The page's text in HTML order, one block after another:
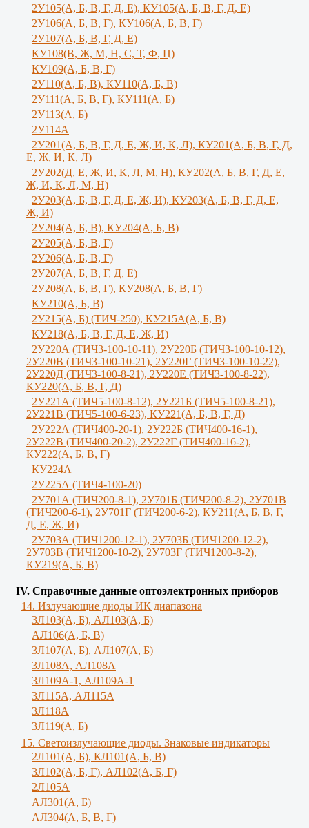
2У105(А, Б, В, Г, Д, Е), КУ105(А, Б, В, Г, Д, Е)
2У106(А, Б, В, Г), КУ106(А, Б, В, Г)
2У107(А, Б, В, Г, Д, Е)
КУ108(В, Ж, М, Н, С, Т, Ф, Ц)
КУ109(А, Б, В, Г)
2У110(А, Б, В), КУ110(А, Б, В)
2У111(А, Б, В, Г), КУ111(А, Б)
2У113(А, Б)
2У114А
2У201(А, Б, В, Г, Д, Е, Ж, И, К, Л), КУ201(А, Б, В, Г, Д,
Е, Ж, И, К, Л)
2У202(Д, Е, Ж, И, К, Л, М, Н), КУ202(А, Б, В, Г, Д, Е,
Ж, И, К, Л, М, Н)
2У203(А, Б, В, Г, Д, Е, Ж, И), КУ203(А, Б, В, Г, Д, Е,
Ж, И)
2У204(А, Б, В), КУ204(А, Б, В)
2У205(А, Б, В, Г)
2У206(А, Б, В, Г)
2У207(А, Б, В, Г, Д, Е)
2У208(А, Б, В, Г), КУ208(А, Б, В, Г)
КУ210(А, Б, В)
2У215(А, Б) (ТИЧ-250), КУ215А(А, Б, В)
КУ218(А, Б, В, Г, Д, Е, Ж, И)
2У220А (ТИЧ3-100-10-11), 2У220Б (ТИЧ3-100-10-12),
2У220В (ТИЧ3-100-10-21), 2У220Г (ТИЧ3-100-10-22),
2У220Д (ТИЧ3-100-8-21), 2У220Е (ТИЧ3-100-8-22),
КУ220(А, Б, В, Г, Д)
2У221А (ТИЧ5-100-8-12), 2У221Б (ТИЧ5-100-8-21),
2У221В (ТИЧ5-100-6-23), КУ221(А, Б, В, Г, Д)
2У222А (ТИЧ400-20-1), 2У222Б (ТИЧ400-16-1),
2У222В (ТИЧ400-20-2), 2У222Г (ТИЧ400-16-2),
КУ222(А, Б, В, Г)
КУ224А
2У225А (ТИЧ4-100-20)
2У701А (ТИЧ200-8-1), 2У701Б (ТИЧ200-8-2), 2У701В
(ТИЧ200-6-1), 2У701Г (ТИЧ200-6-2), КУ211(А, Б, В, Г,
Д, Е, Ж, И)
2У703А (ТИЧ1200-12-1), 2У703Б (ТИЧ1200-12-2),
2У703В (ТИЧ1200-10-2), 2У703Г (ТИЧ1200-8-2),
КУ219(А, Б, В)
IV. Справочные данные оптоэлектронных приборов
14. Излучающие диоды ИК диапазона
3Л103(A, Б), AЛ103(А, Б)
AЛ106(A, Б, В)
3Л107(А, Б), АЛ107(А, Б)
3Л108А, АЛ108А
3Л109А-1, АЛ109А-1
3Л115А, АЛ115А
3Л118А
3Л119(A, Б)
15. Светоизлучающие диоды. Знаковые индикаторы
2Л101(A, Б), КЛ101(А, Б, В)
3Л102(A, Б, Г), АЛ102(А, Б, Г)
2Л105А
АЛ301(А, Б)
AЛ304(А, Б, В, Г)